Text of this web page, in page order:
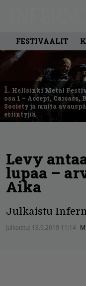
FESTIVAALIT
1. Hellsinki Metal
osa 1 – Accept, Carcass,
Society ja muita
esiintyjiä
Levy
lupaa –
Aika
Julkaistu
Julkaistu: 18.9.2019 11:14